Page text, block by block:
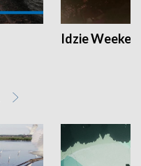
Idzie